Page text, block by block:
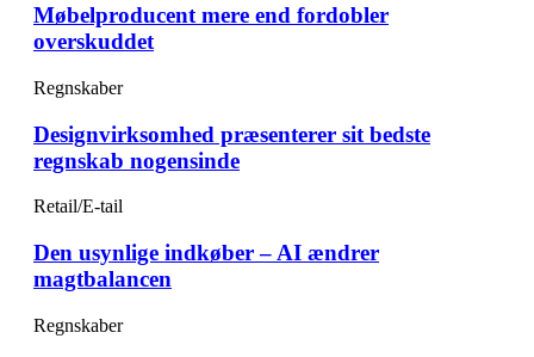
Møbelproducent mere end fordobler
overskuddet
Regnskaber
Designvirksomhed præsenterer sit bedste
regnskab nogensinde
Retail/E-tail
Den usynlige indkøber – AI ændrer
magtbalancen
Regnskaber